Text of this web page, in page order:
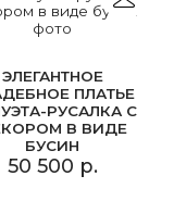
ЭЛЕГАНТНОЕ
ПЛАТЬЕ
РУСАЛКА С
В ВИДЕ
БУСИН
50 500 р.